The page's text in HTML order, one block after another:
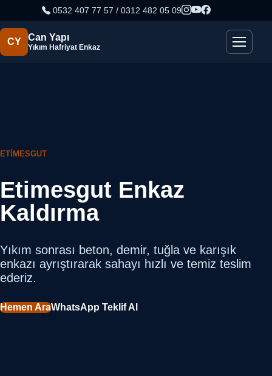
0532 407 77 57 / 0312 482 05 09
CY Can Yapı
Yıkım Hafriyat Enkaz
ETIMESGUT
Etimesgut Enkaz
Kaldırma
Yıkım sonrası beton, demir, tuğla ve karışık
enkazı ayrıştırarak sahayı hızlı ve temiz teslim
ederiz.
Hemen AraWhatsApp Teklif Al